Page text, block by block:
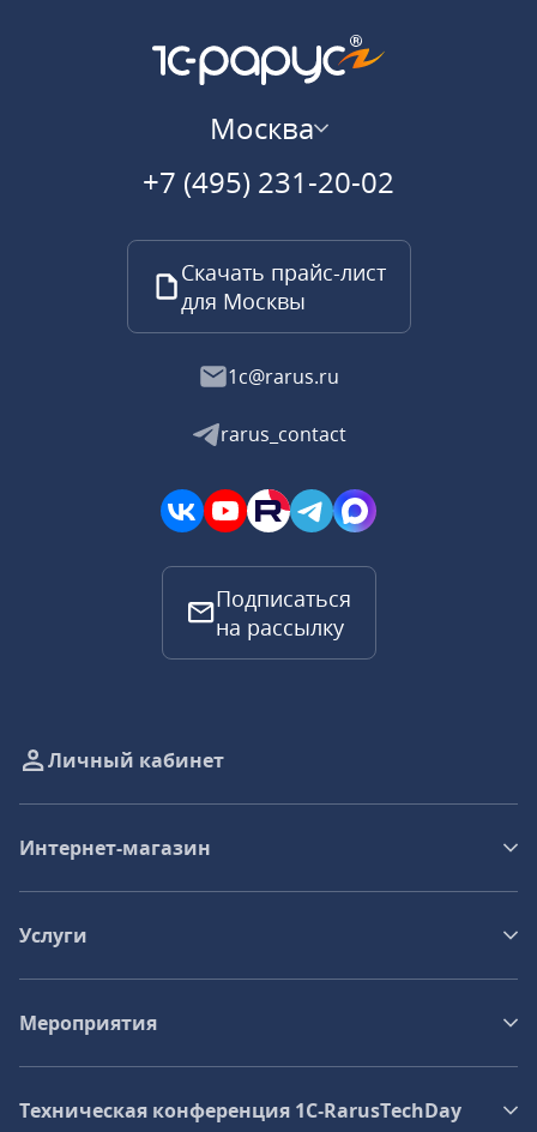
Москва
+7 (495) 231-20-02
Скачать прайс-лист
для Москвы
1c@rarus.ru
rarus_contact
Подписаться
на рассылку
Личный кабинет
Интернет-магазин
Услуги
Мероприятия
Техническая конференция 1C‑RarusTechDay